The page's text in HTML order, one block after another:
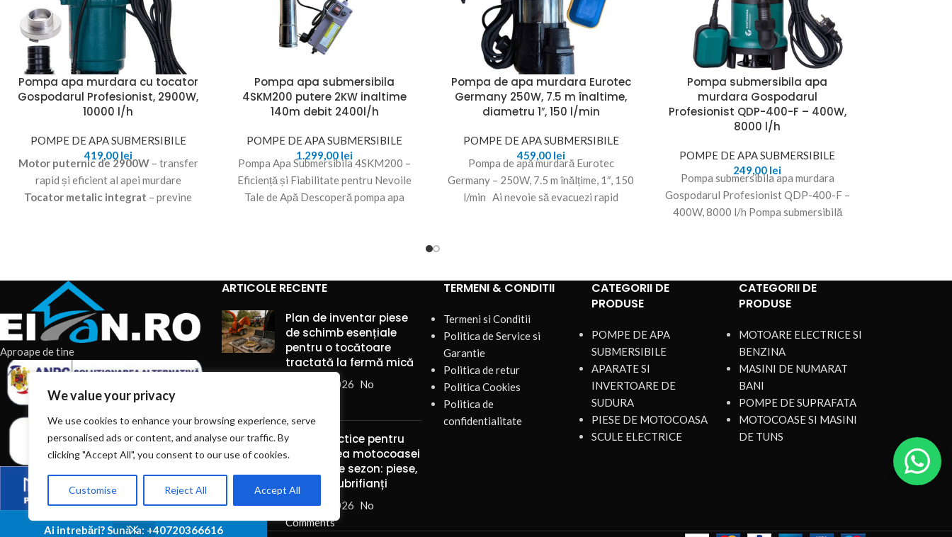
We value your privacy
We use cookies to enhance your browsing experience, serve
personalised ads or content, and analyse our traffic. By
clicking "Accept All", you consent to our use of cookies.
Customise Reject All Accept All
Ai intrebări? Sună la: +40720366616
Pompa apa murdara cu tocator
Gospodarul Profesionist, 2900W,
10000 l/h
POMPE DE APA SUBMERSIBILE
419,00 lei
Motor puternic de 2900W– transfer
rapid și eficient al apei murdare
Tocator metalic integrat – previne
anticorozivă, rulmenți metalici și ax din
oțel carbon
Debit mare – 10.000 l/h
– evacuează
rapid volume mari de apă
Alimentare la 220V
priză normală, fără adaptări
Pompa apa submersibila
4SKM200 putere 2KW inaltime
140m debit 2400l/h
POMPE DE APA SUBMERSIBILE
1.299,00 lei
Pompa Apa Submersibila 4SKM200 –
Eficiență și Fiabilitate pentru Nevoile
Tale de Apă Descoperă pompa apa
Pompa de apa murdara Eurotec
Germany 250W, 7.5 m înaltime,
diametru 1″, 150 l/min
POMPE DE APA SUBMERSIBILE
459,00 lei
Pompa de apă murdară Eurotec
Germany – 250W, 7.5 m înălțime, 1″, 150
l/min Ai nevoie să evacuezi rapid
Pompa submersibila apa
murdara Gospodarul
Profesionist QDP-400-F – 400W,
8000 l/h
POMPE DE APA SUBMERSIBILE
249,00 lei
Pompa submersibila apa murdara
Gospodarul Profesionist QDP-400-F –
400W, 8000 l/h Pompa submersibilă
Aproape de tine
ARTICOLE RECENTE
Plan de inventar piese
de schimb esențiale
pentru o tocătoare
tractată la fermă mică
7 august 2026 No
Truse practice pentru
întreținerea motocoasei
pe timp de sezon: piese,
unelte și lubrifianți
7 august 2026 No
Comments
TERMENI & CONDITII
Termeni si Conditii
Politica de Service si
Garantie
Politica de retur
Politica Cookies
Politica de
confidentialitate
CATEGORII DE
PRODUSE
POMPE DE APA
SUBMERSIBILE
APARATE SI
INVERTOARE DE
SUDURA
PIESE DE MOTOCOASA
SCULE ELECTRICE
CATEGORII DE
PRODUSE
MOTOARE ELECTRICE SI
BENZINA
MASINI DE NUMARAT
BANI
POMPE DE SUPRAFATA
MOTOCOASE SI MASINI
DE TUNS